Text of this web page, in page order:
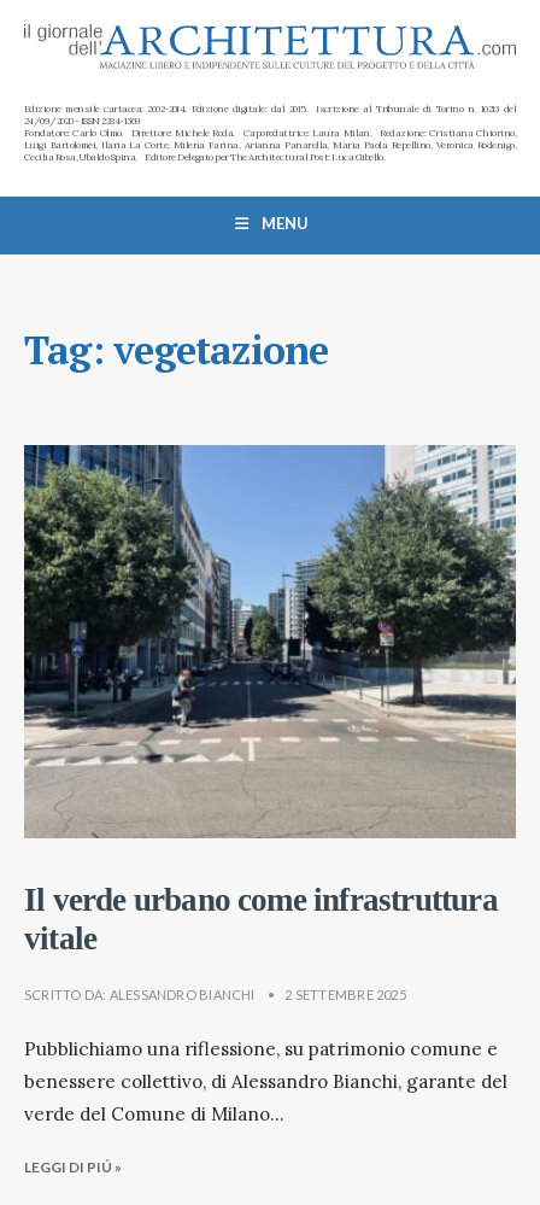
Edizione mensile cartacea: 2002-2014. Edizione digitale: dal 2015. Iscrizione al Tribunale di Torino n. 10213 del
24/09/2020 - ISSN 2284-1369
Fondatore: Carlo Olmo. Direttore: Michele Roda. Caporedattrice: Laura Milan. Redazione: Cristiana Chiorino,
Luigi Bartolomei, Ilaria La Corte, Milena Farina, Arianna Panarella, Maria Paola Repellino, Veronica Rodenigo,
Cecilia Rosa, Ubaldo Spina. Editore Delegato per The Architectural Post: Luca Gibello.
MENU
Tag:vegetazione
Il verde urbano come infrastruttura
vitale
SCRITTO DA: ALESSANDRO BIANCHI • 2 SETTEMBRE 2025
Pubblichiamo una riflessione, su patrimonio comune e
benessere collettivo, di Alessandro Bianchi, garante del
verde del Comune di Milano...
LEGGI DI PIÚ »